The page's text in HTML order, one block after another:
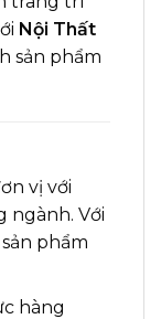
Nội Thất
sản phẩm
vị với
ngành. Với
phẩm
hàng